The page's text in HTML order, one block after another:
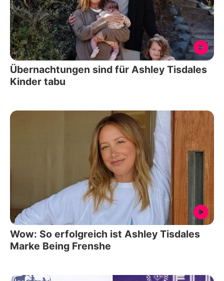
Übernachtungen sind für Ashley Tisdales
Kinder tabu
Wow: So erfolgreich ist Ashley Tisdales
Marke Being Frenshe